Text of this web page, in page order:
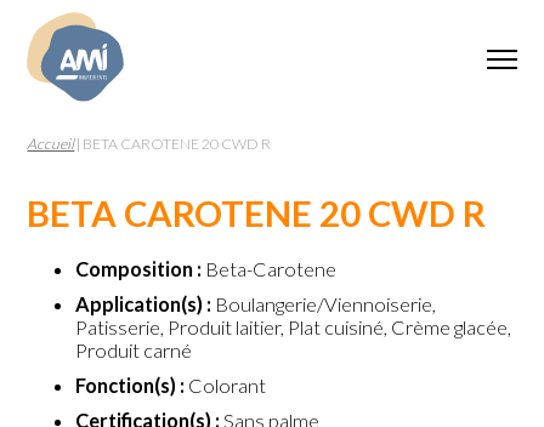
Accueil| BETA CAROTENE 20 CWD R
BETA CAROTENE 20 CWD R
Composition : Beta-Carotene
Application(s) : Boulangerie/Viennoiserie,
Patisserie, Produit laitier, Plat cuisiné, Crème glacée,
Produit carné
Fonction(s) : Colorant
Certification(s) : Sans palme